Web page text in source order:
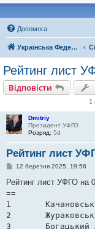
Допомога
Українська Федерація Го (УФГО)
Рейтинг лист
Відповісти
1
Dmitriy
Президент УФГО
Розряд: 5d
Рейтинг лист
П
в
д
12 березня 2025, 19:56
Рейтинг лист УФГО на
==
1	Качановський Артем	Рівне	3 про дан	2716	МСУМК
2	Жураковський Богдан	Рівне	5 дан	2566	МСУ
3	Богацький Дмитро	Київ	6 дан	2524	МСУМК